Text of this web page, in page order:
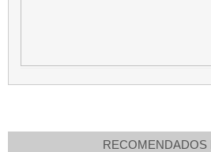
RECOMENDADOS